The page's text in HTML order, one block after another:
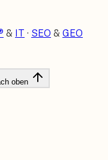
& IT · SEO & GEO
oben